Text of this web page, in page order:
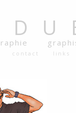
contact links